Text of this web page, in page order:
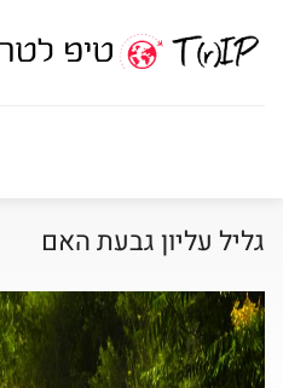
גליל עליון גבעת האם